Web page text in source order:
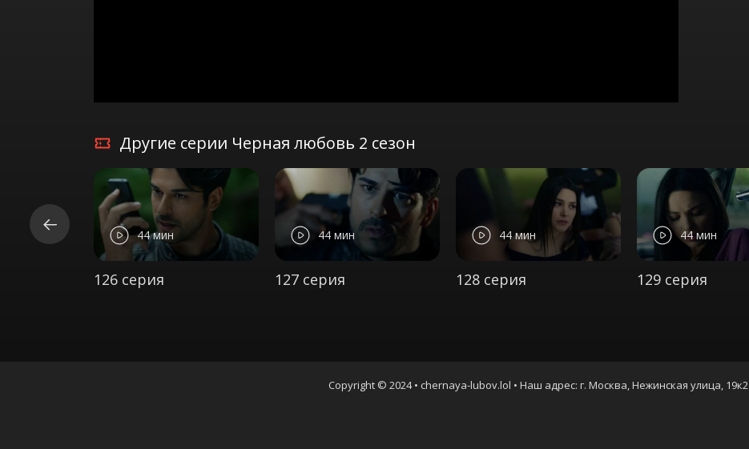
Другие серии Черная любовь 2 сезон
44 мин
126 серия
44 мин
127 серия
44 мин
128 серия
44 мин
129 серия
Copyright © 2024 • chernaya-lubov.lol • Наш адрес: г. Москва, Нежинская улица, 19к2